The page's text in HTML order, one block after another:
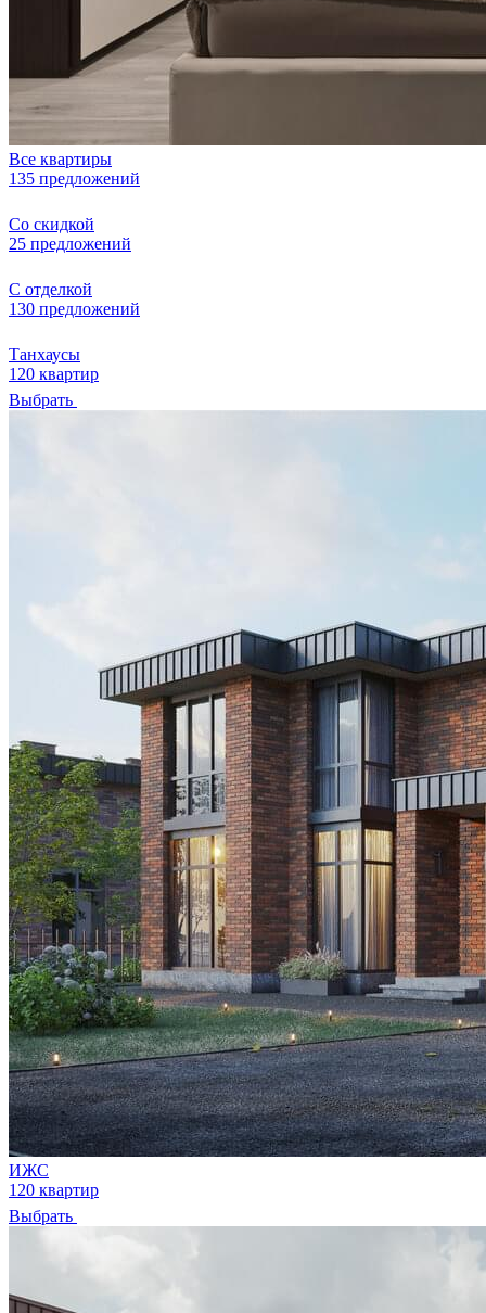
Все квартиры
135 предложений
Со скидкой
25 предложений
С отделкой
130 предложений
Танхаусы
120 квартир
Выбрать
ИЖС
120 квартир
Выбрать